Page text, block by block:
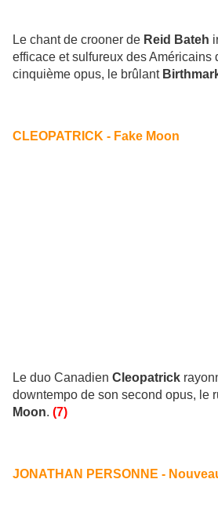
Le chant de crooner de Reid Bateh
efficace et sulfureux des Américains
cinquième opus, le brûlant
CLEOPATRICK - Fake Moon
Le duo Canadien Cleopatrick
downtempo de son second opus, le
Moon. (7)
JONATHAN PERSONNE -